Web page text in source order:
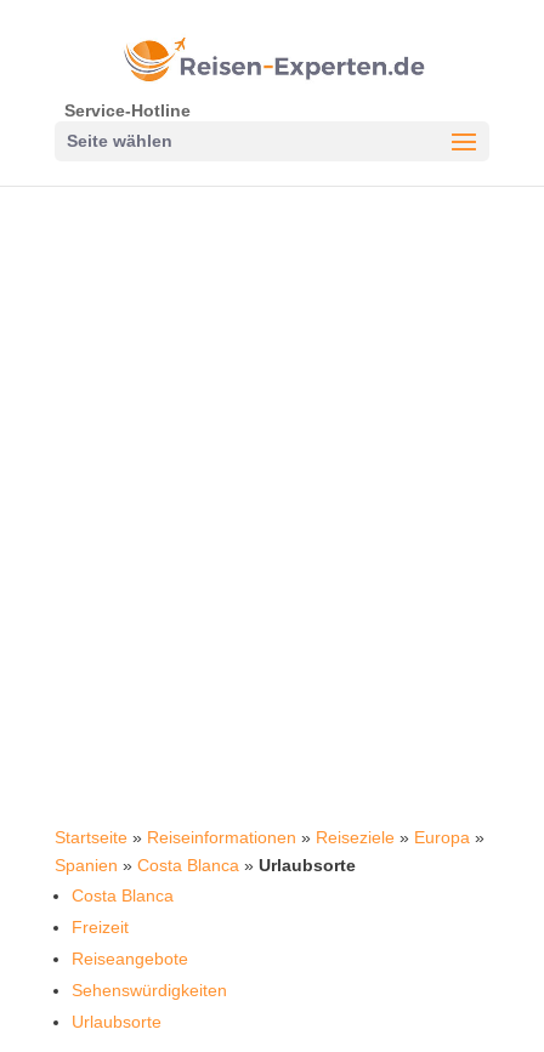
Service-Hotline
Seite wählen
Startseite» Reiseinformationen » Reiseziele» Europa »
Spanien » Costa Blanca » Urlaubsorte
Costa Blanca
Freizeit
Reiseangebote
Sehenswürdigkeiten
Urlaubsorte